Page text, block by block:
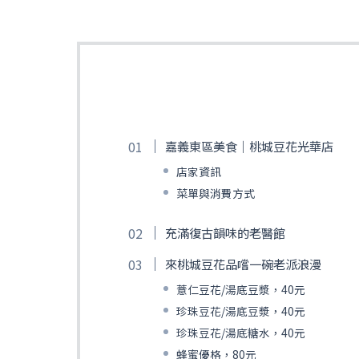
嘉義東區美食｜桃城豆花光華店
店家資訊
菜單與消費方式
充滿復古韻味的老醫館
來桃城豆花品嚐一碗老派浪漫
薏仁豆花/湯底豆漿，40元
珍珠豆花/湯底豆漿，40元
珍珠豆花/湯底糖水，40元
蜂蜜優格，80元